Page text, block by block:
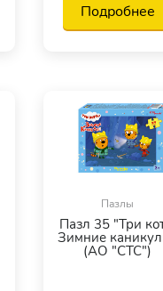
Подробнее
Пазлы
Пазл 35 "Три
Зимние
(АО "СТС")